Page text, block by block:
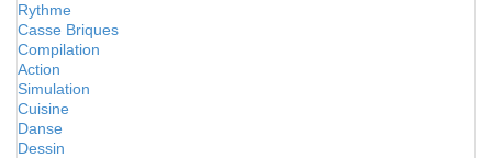
Rythme
Casse Briques
Compilation
Action
Simulation
Cuisine
Danse
Dessin